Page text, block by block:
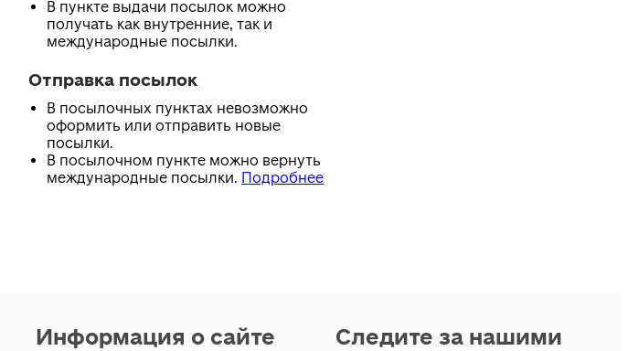
В пункте выдачи посылок можно
получать как внутренние, так и
международные посылки.
Отправка посылок
В посылочных пунктах невозможно
оформить или отправить новые
посылки.
В посылочном пункте можно вернуть
международные посылки. Подробнее
Информация о сайте
Следите за нашими